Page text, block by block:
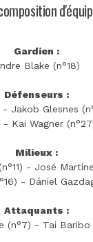
Gardien :
Blake (n°18)
Défenseurs :
- Jakob Glesnes
- Kai Wagner
Milieux :
- José
- Dániel
Attaquants :
(n°7) - Tai Baribo